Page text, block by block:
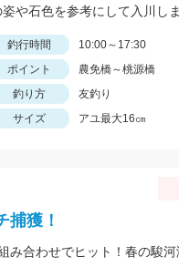
釣行時間
10:00～17:30
ポイント
農免橋～桃源橋
釣り方
友釣り
サイズ アユ最大16㎝
捕獲！